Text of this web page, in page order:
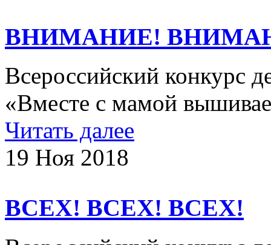
ВНИМАНИЕ!
Всероссийский конкурс
«Вместе с мамой
Читать далее
19 Ноя 2018
ВСЕХ! ВСЕХ! ВСЕХ!